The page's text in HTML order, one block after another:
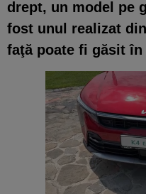
drept, un model pe
fost unul realizat
faţă poate fi găsit în